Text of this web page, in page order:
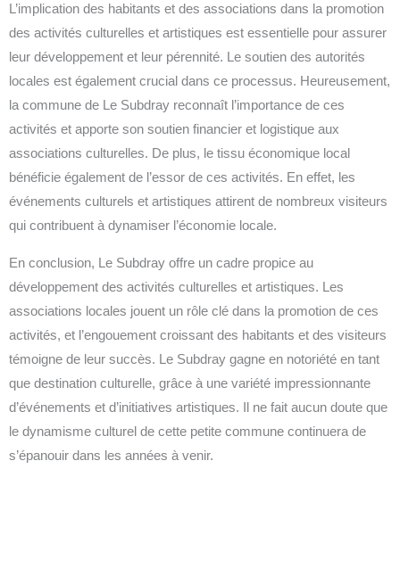
L’implication des habitants et des associations dans la promotion
des activités culturelles et artistiques est essentielle pour assurer
leur développement et leur pérennité. Le soutien des autorités
locales est également crucial dans ce processus. Heureusement,
la commune de Le Subdray reconnaît l’importance de ces
activités et apporte son soutien financier et logistique aux
associations culturelles. De plus, le tissu économique local
bénéficie également de l’essor de ces activités. En effet, les
événements culturels et artistiques attirent de nombreux visiteurs
qui contribuent à dynamiser l’économie locale.
En conclusion, Le Subdray offre un cadre propice au
développement des activités culturelles et artistiques. Les
associations locales jouent un rôle clé dans la promotion de ces
activités, et l’engouement croissant des habitants et des visiteurs
témoigne de leur succès. Le Subdray gagne en notoriété en tant
que destination culturelle, grâce à une variété impressionnante
d’événements et d’initiatives artistiques. Il ne fait aucun doute que
le dynamisme culturel de cette petite commune continuera de
s’épanouir dans les années à venir.